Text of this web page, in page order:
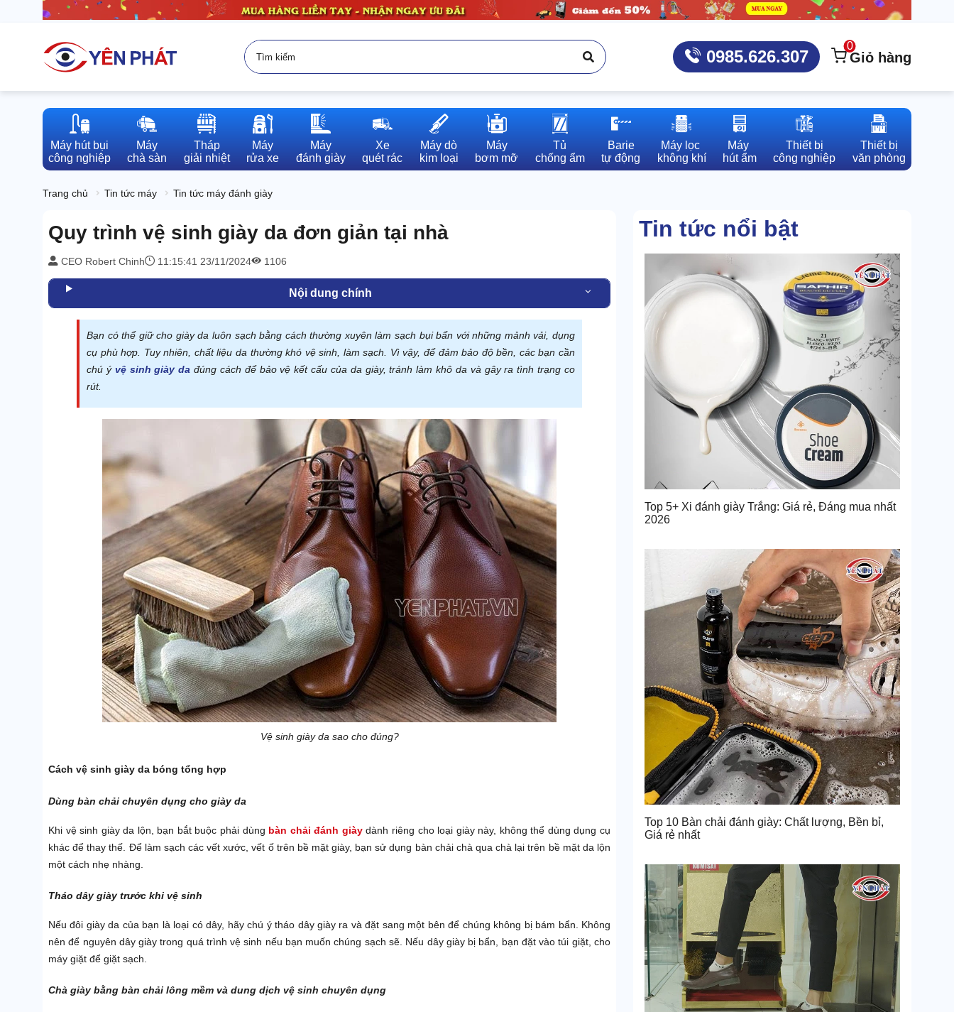
0985.626.307
0
Giỏ hàng
Máy hút bụi
công nghiệp
Máy
chà sàn
Tháp
giải nhiệt
Máy
rửa xe
Máy
đánh giày
Xe
quét rác
Máy dò
kim loại
Máy
bơm mỡ
Tủ
chống ẩm
Barie
tự động
Máy lọc
không khí
Máy
hút ẩm
Thiết bị
công nghiệp
Thiết bị
văn phòng
Trang chủ Tin tức máy Tin tức máy đánh giày
Quy trình vệ sinh giày da đơn giản tại nhà
CEO Robert Chinh 11:15:41 23/11/2024 1106
Nội dung chính
Bạn có thể giữ cho giày da luôn sạch bằng cách thường xuyên làm sạch bụi bẩn với những mảnh vải, dụng
cụ phù hợp. Tuy nhiên, chất liệu da thường khó vệ sinh, làm sạch. Vì vậy, để đảm bảo độ bền, các bạn cần
chú ý vệ sinh giày da đúng cách để bảo vệ kết cấu của da giày, tránh làm khô da và gây ra tình trạng co
rút.
Vệ sinh giày da sao cho đúng?
Cách vệ sinh giày da bóng tổng hợp
Dùng bàn chải chuyên dụng cho giày da
Khi vệ sinh giày da lộn, bạn bắt buộc phải dùng bàn chải đánh giàydành riêng cho loại giày này, không thể dùng dụng cụ
khác để thay thế. Để làm sạch các vết xước, vết ố trên bề mặt giày, bạn sử dụng bàn chải chà qua chà lại trên bề mặt da lộn
một cách nhẹ nhàng.
Tháo dây giày trước khi vệ sinh
Nếu đôi giày da của bạn là loại có dây, hãy chú ý tháo dây giày ra và đặt sang một bên để chúng không bị bám bẩn. Không
nên để nguyên dây giày trong quá trình vệ sinh nếu bạn muốn chúng sạch sẽ. Nếu dây giày bị bẩn, bạn đặt vào túi giặt, cho
máy giặt để giặt sạch.
Chà giày bằng bàn chải lông mềm và dung dịch vệ sinh chuyên dụng
Tin tức nổi bật
Top 5+ Xi đánh giày Trắng: Giá rẻ, Đáng mua nhất
2026
Top 10 Bàn chải đánh giày: Chất lượng, Bền bỉ,
Giá rẻ nhất